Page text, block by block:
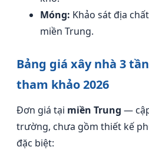
Móng: Khảo sát địa
miền Trung.
Bảng giá xây nhà 3
tham khảo 2026
Đơn giá tại miền Trung —
trường, chưa gồm thiết kế
đặc biệt: